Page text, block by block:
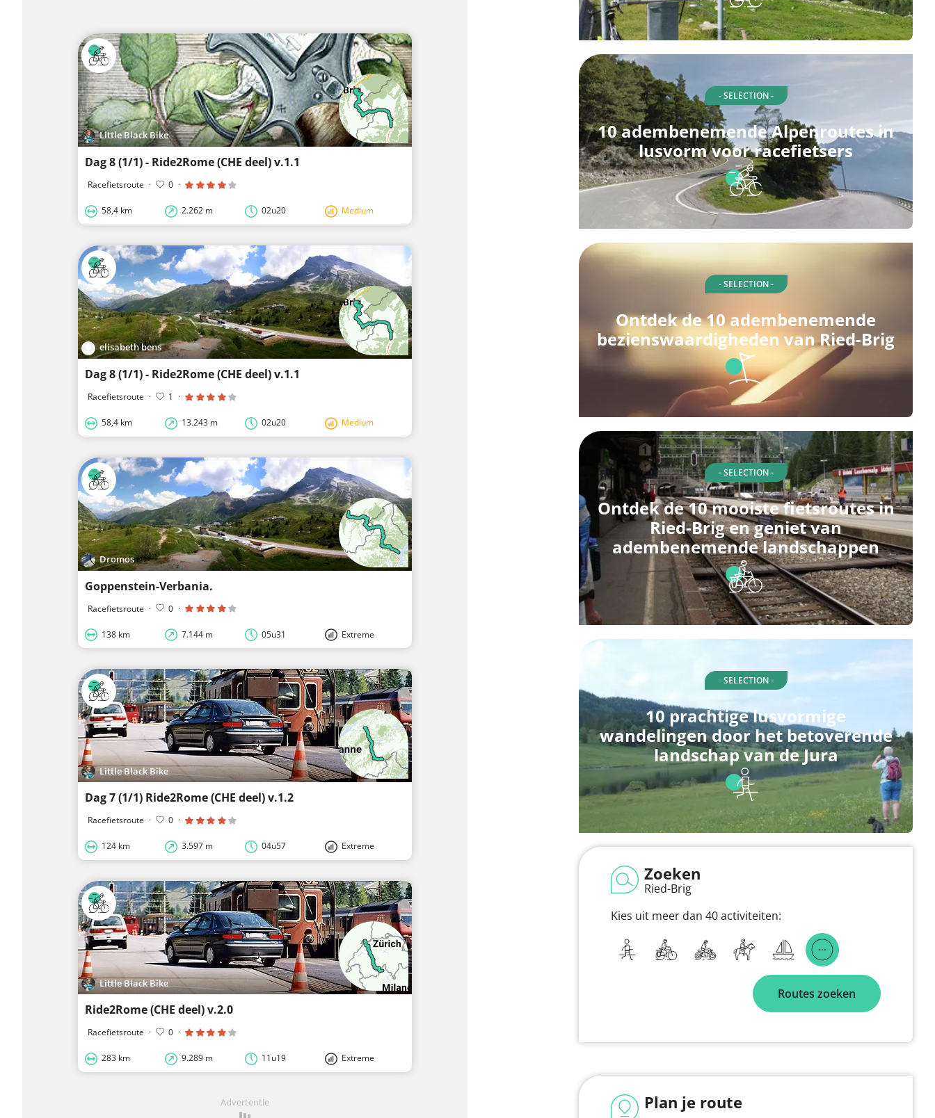
Little Black Bike
Dag 8 (1/1) - Ride2Rome (CHE deel) v.1.1
Racefietsroute · 0 ·
58,4 km 2.262 m 02u20 Medium
elisabeth bens
Dag 8 (1/1) - Ride2Rome (CHE deel) v.1.1
Racefietsroute · 1 ·
58,4 km 13.243 m 02u20 Medium
Dromos
Goppenstein-Verbania.
Racefietsroute · 0 ·
138 km 7.144 m 05u31 Extreme
Little Black Bike
Dag 7 (1/1) Ride2Rome (CHE deel) v.1.2
Racefietsroute · 0 ·
124 km 3.597 m 04u57 Extreme
Little Black Bike
Ride2Rome (CHE deel) v.2.0
Racefietsroute · 0 ·
283 km 9.289 m 11u19 Extreme
Advertentie
- SELECTION -
10 adembenemende Alpenroutes in
lusvorm voor racefietsers
- SELECTION -
Ontdek de 10 adembenemende
bezienswaardigheden van Ried-Brig
- SELECTION -
Ontdek de 10 mooiste fietsroutes in
Ried-Brig en geniet van
adembenemende landschappen
- SELECTION -
10 prachtige lusvormige
wandelingen door het betoverende
landschap van de Jura
Zoeken
Ried-Brig
Kies uit meer dan 40 activiteiten:
Routes zoeken
Plan je route